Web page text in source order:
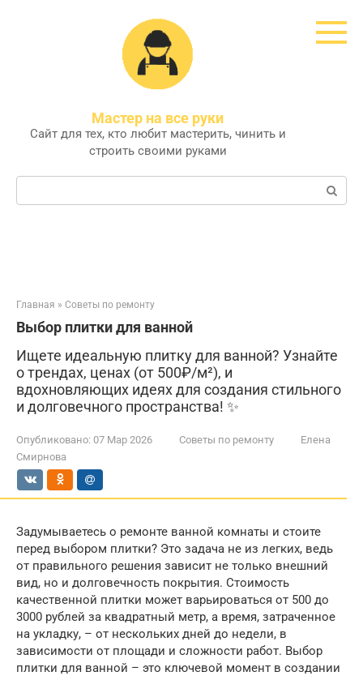
Мастер на все руки
Сайт для тех, кто любит мастерить, чинить и
строить своими руками
Поиск:
Главная » Советы по ремонту
Выбор плитки для ванной
Ищете идеальную плитку для ванной? Узнайте
о трендах, ценах (от 500₽/м²), и
вдохновляющих идеях для создания стильного
и долговечного пространства! ✨
Опубликовано: 07 Мар 2026 Советы по ремонту
Елена
Смирнова
Задумываетесь о ремонте ванной комнаты и стоите
перед выбором плитки? Это задача не из легких, ведь
от правильного решения зависит не только внешний
вид, но и долговечность покрытия. Стоимость
качественной плитки может варьироваться от 500 до
3000 рублей за квадратный метр, а время, затраченное
на укладку, – от нескольких дней до недели, в
зависимости от площади и сложности работ. Выбор
плитки для ванной – это ключевой момент в создании